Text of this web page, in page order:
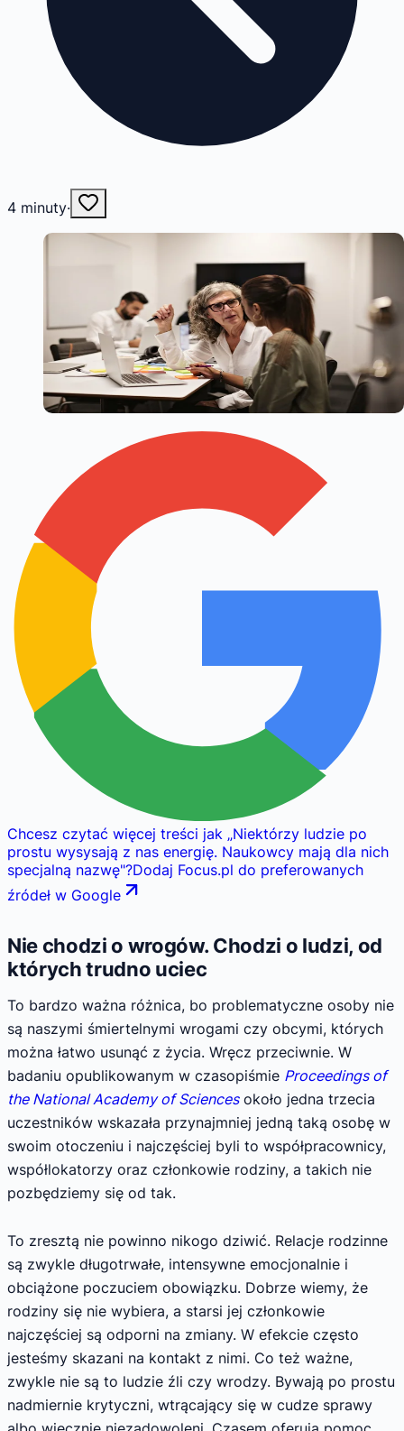
4 minuty·
Chcesz czytać więcej treści jak „Niektórzy ludzie po
prostu wysysają z nas energię. Naukowcy mają dla nich
specjalną nazwę"?Dodaj Focus.pl do preferowanych
źródeł w Google
Nie chodzi o wrogów. Chodzi o ludzi, od
których trudno uciec
To bardzo ważna różnica, bo problematyczne osoby nie
są naszymi śmiertelnymi wrogami czy obcymi, których
można łatwo usunąć z życia. Wręcz przeciwnie. W
badaniu opublikowanym w czasopiśmie Proceedings of
the National Academy of Sciencesokoło jedna trzecia
uczestników wskazała przynajmniej jedną taką osobę w
swoim otoczeniu i najczęściej byli to współpracownicy,
współlokatorzy oraz członkowie rodziny, a takich nie
pozbędziemy się od tak.
To zresztą nie powinno nikogo dziwić. Relacje rodzinne
są zwykle długotrwałe, intensywne emocjonalnie i
obciążone poczuciem obowiązku. Dobrze wiemy, że
rodziny się nie wybiera, a starsi jej członkowie
najczęściej są odporni na zmiany. W efekcie często
jesteśmy skazani na kontakt z nimi. Co też ważne,
zwykle nie są to ludzie źli czy wrodzy. Bywają po prostu
nadmiernie krytyczni, wtrącający się w cudze sprawy